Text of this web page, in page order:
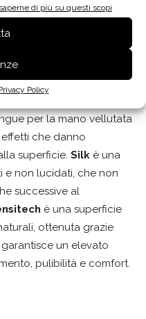
di più su questi scopi
Policy
un risultato
diverse superfici:
e riflettente, ispirata alla
che esalta la
grazie alla
per la mano vellutata
che danno
superficie. Silk è una
e non lucidati, che non
successive al
è una superficie
ottenuta grazie
un elevato
pulibilità e comfort.